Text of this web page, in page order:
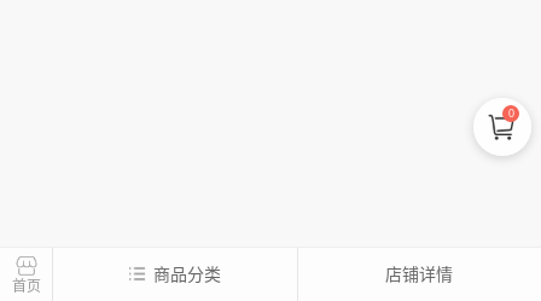
0
首页
商品分类 店铺详情